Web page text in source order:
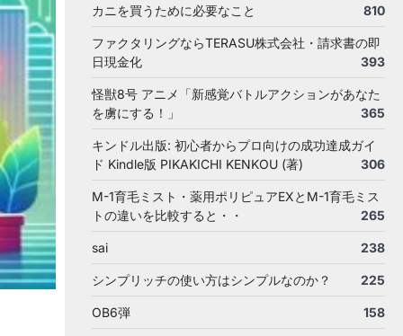
カニを買うために必要なこと
810
ファクタリングならTERASU株式会社・請求書の即
日現金化
393
怪獣8号 アニメ「新感覚バトルアクションがあなた
を虜にする！」
365
キンドル出版: 初心者からプロ向けの成功達成ガイ
ド Kindle版 PIKAKICHI KENKOU (著)
306
M-1育毛ミスト・薬用ポリピュアEXとM-1育毛ミス
トの違いを比較すると・・
265
sai 238
シンプリッチの使い方はシンプルなのか？ 225
OB6弾 158